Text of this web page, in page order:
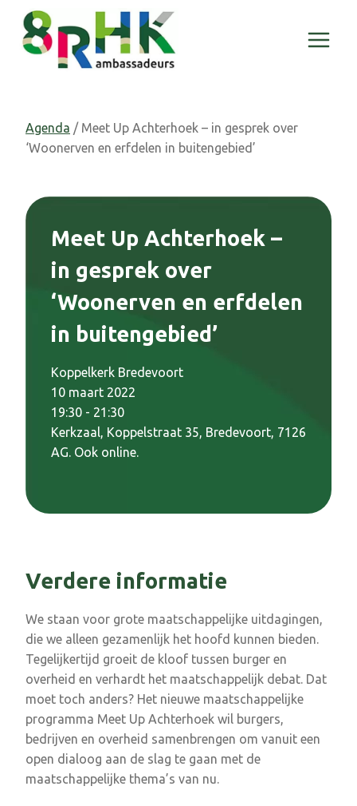
Doorgaan
naar
inhoud
Agenda / Meet Up Achterhoek – in gesprek over
‘Woonerven en erfdelen in buitengebied’
Meet Up Achterhoek –
in gesprek over
‘Woonerven en erfdelen
in buitengebied’
Koppelkerk Bredevoort
10 maart 2022
19:30 - 21:30
Kerkzaal, Koppelstraat 35, Bredevoort, 7126
AG. Ook online.
Verdere informatie
We staan voor grote maatschappelijke uitdagingen,
die we alleen gezamenlijk het hoofd kunnen bieden.
Tegelijkertijd groeit de kloof tussen burger en
overheid en verhardt het maatschappelijk debat. Dat
moet toch anders? Het nieuwe maatschappelijke
programma Meet Up Achterhoek wil burgers,
bedrijven en overheid samenbrengen om vanuit een
open dialoog aan de slag te gaan met de
maatschappelijke thema’s van nu.